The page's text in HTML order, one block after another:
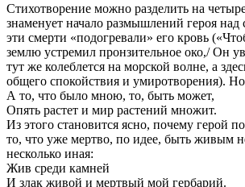
Стихотворение можно разделить на
знаменует начало размышлений героя
эти смерти «подогревали» его кровь
землю устремил пронзительное око,/ Он
тут же колеблется на морской волне, а
общего спокойствия и умиротворения). Но
А то, что было мною, то, быть может,
Опять растет и мир растений множит.
Из этого становится ясно, почему герой
то, что уже мертво, по идее, быть живым
несколько иная:
Жив среди камней
И злак живой и мертвый мой гербарий.